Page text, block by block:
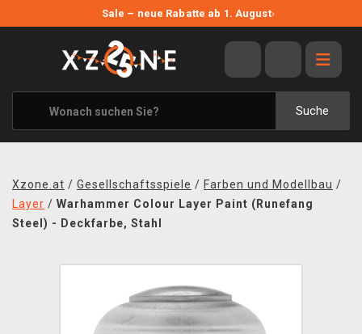
Sale – neue Rabatte ab 1. August›
Suche
ANGEBOTE
ALLE MARKEN
XZONE ORIGINALS
KLEIDUNG & ACCESSOIRES
BÜCHER & COMICS
Xzone.at / Gesellschaftsspiele / Farben und Modellbau /
Layer / Warhammer Colour Layer Paint (Runefang
Steel) - Deckfarbe, Stahl